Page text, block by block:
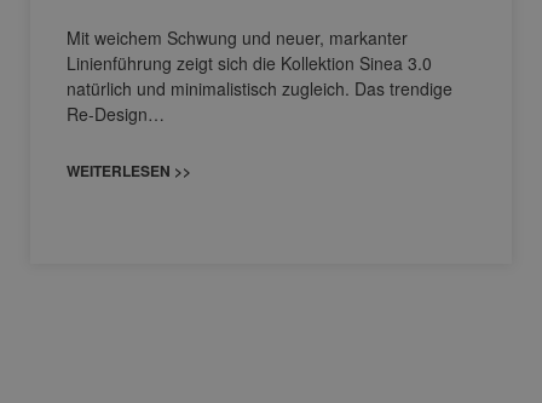
Mit weichem Schwung und neuer, markanter
Linienführung zeigt sich die Kollektion Sinea 3.0
natürlich und minimalistisch zugleich. Das trendige
Re-Design…
WEITERLESEN >>